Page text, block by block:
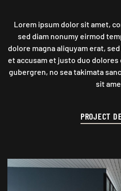
Lorem ipsum dolor sit amet,
sed diam nonumy eirmod
dolore magna aliquyam erat,
et accusam et justo duo
gubergren, no sea takimata
sit
PROJECT